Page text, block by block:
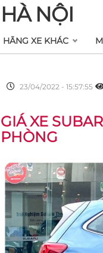
NỘI
HÃNG XE KHÁC
23/04/2022 - 15:57:55
GIÁ XE
PHÒNG